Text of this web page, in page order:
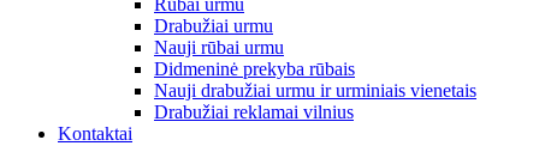
Rūbai urmu
Drabužiai urmu
Nauji rūbai urmu
Didmeninė prekyba rūbais
Nauji drabužiai urmu ir urminiais vienetais
Drabužiai reklamai vilnius
Kontaktai